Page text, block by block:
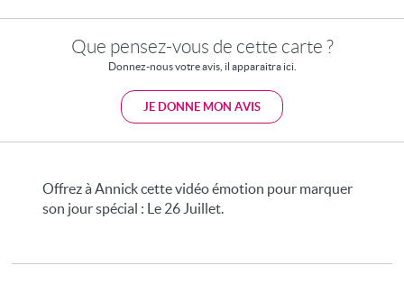
Que pensez-vous de cette carte ?
Donnez-nous votre avis, il apparaitra ici.
JE DONNE MON AVIS
Offrez à Annick cette vidéo émotion pour marquer
son jour spécial : Le 26 Juillet.